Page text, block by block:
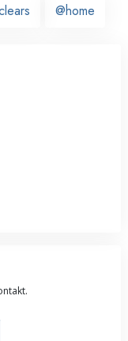
@home